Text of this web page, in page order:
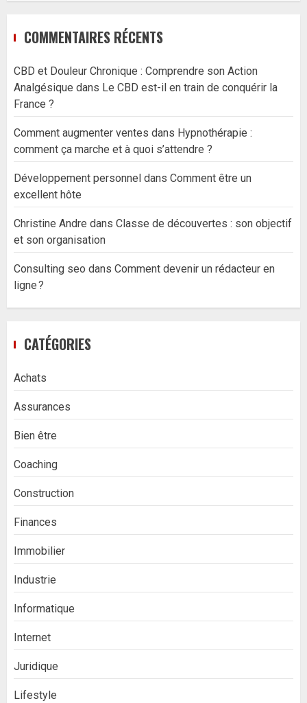
COMMENTAIRES RÉCENTS
CBD et Douleur Chronique : Comprendre son Action
Analgésique dans Le CBD est-il en train de conquérir la
France ?
Comment augmenter ventes dans Hypnothérapie :
comment ça marche et à quoi s’attendre ?
Développement personnel dans Comment être un
excellent hôte
Christine Andre dans Classe de découvertes : son objectif
et son organisation
Consulting seo dans Comment devenir un rédacteur en
ligne ?
CATÉGORIES
Achats
Assurances
Bien être
Coaching
Construction
Finances
Immobilier
Industrie
Informatique
Internet
Juridique
Lifestyle